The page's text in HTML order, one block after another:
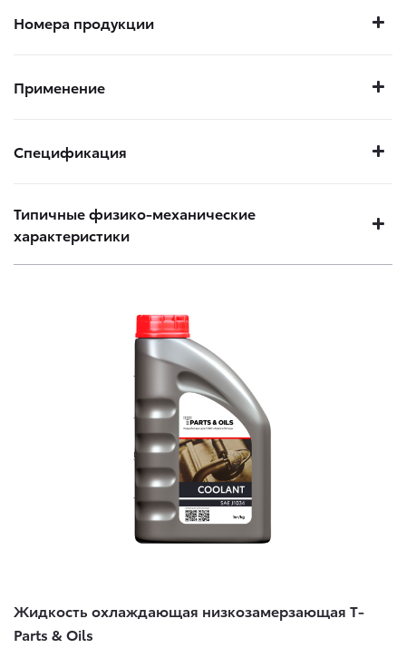
Номера продукции
Применение
Спецификация
Типичные физико-механические
характеристики
Жидкость охлаждающая низкозамерзающая T-
Parts & Oils